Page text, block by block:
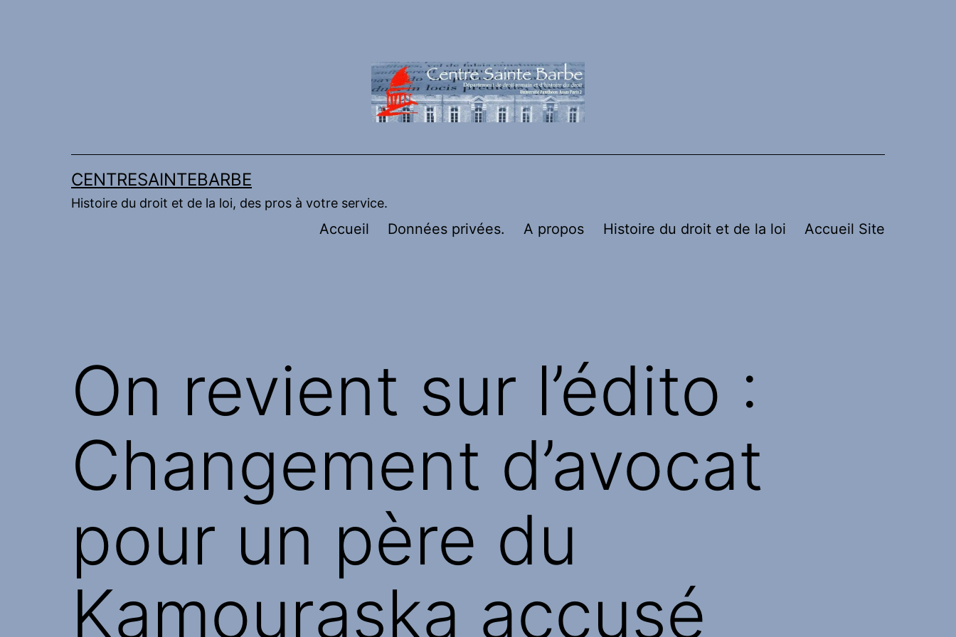
CENTRESAINTEBARBE
Histoire du droit et de la loi, des pros à votre service.
Accueil Données privées. A propos Histoire du droit et de la loi Accueil Site
On revient sur l’édito :
Changement d’avocat
pour un père du
Kamouraska accusé